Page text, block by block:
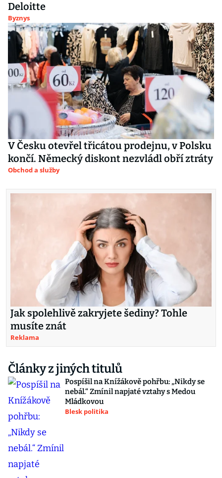
Deloitte
Byznys
V Česku otevřel třicátou prodejnu, v Polsku
končí. Německý diskont nezvládl obří ztráty
Obchod a služby
Jak spolehlivě zakryjete šediny? Tohle
musíte znát
Reklama
Články z jiných titulů
Pospíšil na Knížákově pohřbu: „Nikdy se
nebál.“ Zmínil napjaté vztahy s Medou
Mládkovou
Blesk politika